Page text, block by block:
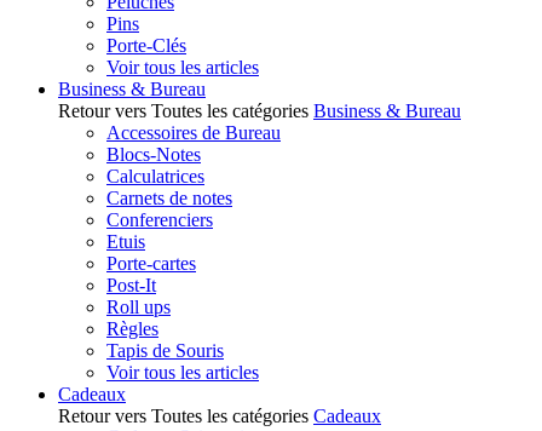
Pins
Porte-Clés
Voir tous les articles
Business & Bureau
Retour vers Toutes les catégories Business & Bureau
Accessoires de Bureau
Blocs-Notes
Calculatrices
Carnets de notes
Conferenciers
Etuis
Porte-cartes
Post-It
Roll ups
Règles
Tapis de Souris
Voir tous les articles
Cadeaux
Retour vers Toutes les catégories Cadeaux